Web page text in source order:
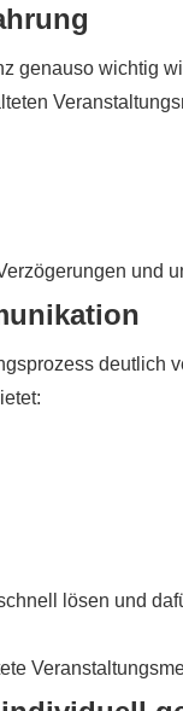
genauso wichtig
und
deutlich
lösen und